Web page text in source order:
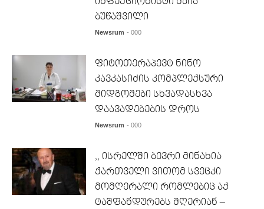
ბუწაშვილი
Newsrum - 000
ფიტოთერაპევტ ნინო
კავკასიძის კომპლექსური
მიდგომები სხვადასხვა
დაავადებების დროს
Newsrum - 000
,, ისრელში ბევრი მინახია
ქართველი ვითომ სვეცკი
მომღერალი რომლებიც აქ
ტაშფანდურებს მღერიან –